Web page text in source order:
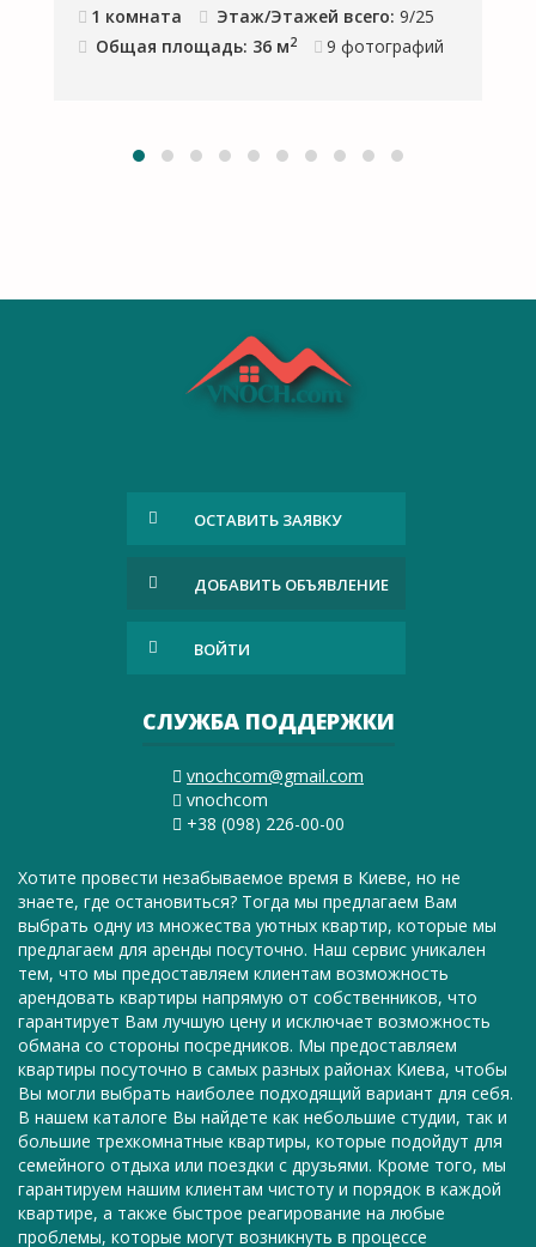
1 комната
Этаж/Этажей всего: 9/25
Общая площадь: 36 м2 9 фотографий
ОСТАВИТЬ ЗАЯВКУ
ДОБАВИТЬ ОБЪЯВЛЕНИЕ
ВОЙТИ
СЛУЖБА ПОДДЕРЖКИ
vnochcom@gmail.com
vnochcom
+38 (098) 226-00-00
Хотите провести незабываемое время в Киеве, но не
знаете, где остановиться? Тогда мы предлагаем Вам
выбрать одну из множества уютных квартир, которые мы
предлагаем для аренды посуточно. Наш сервис уникален
тем, что мы предоставляем клиентам возможность
арендовать квартиры напрямую от собственников, что
гарантирует Вам лучшую цену и исключает возможность
обмана со стороны посредников. Мы предоставляем
квартиры посуточно в самых разных районах Киева, чтобы
Вы могли выбрать наиболее подходящий вариант для себя.
В нашем каталоге Вы найдете как небольшие студии, так и
большие трехкомнатные квартиры, которые подойдут для
семейного отдыха или поездки с друзьями. Кроме того, мы
гарантируем нашим клиентам чистоту и порядок в каждой
квартире, а также быстрое реагирование на любые
проблемы, которые могут возникнуть в процессе